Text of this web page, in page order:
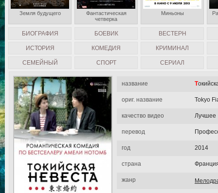
название
ориг. название Tokyo
качество видео Лучшее
перевод
год 2014
страна
жанр
БИОГРАФИЯ БОЕВИК ВЕСТЕРН
ИСТОРИЯ КОМЕДИЯ КРИМИНАЛ
СЕМЕЙНЫЙ СПОРТ СЕРИАЛ
Земля будущего
Фантастическая
четверка
Миньоны